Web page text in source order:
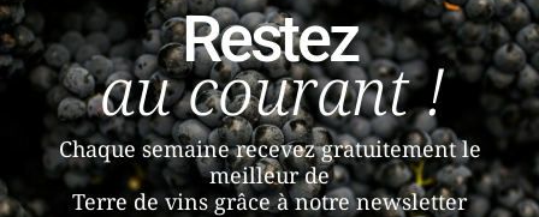
Restez
au courant !
Chaque semaine recevez gratuitement le
meilleur de
Terre de vins grâce à notre newsletter